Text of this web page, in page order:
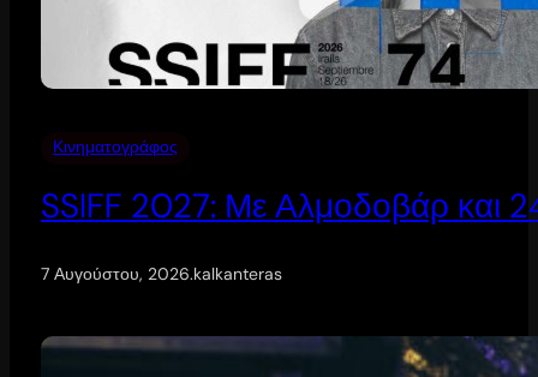
Κινηματογράφος
SSIFF 2027: Με Αλμοδοβάρ και 24
7 Αυγούστου, 2026.kalkanteras